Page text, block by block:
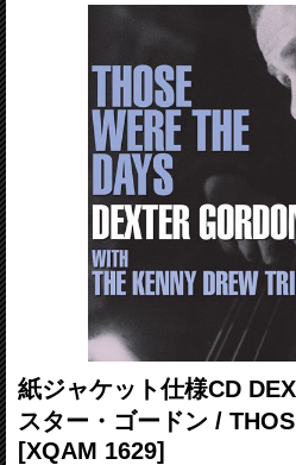
紙ジャケット仕様CD
スター・ゴードン /
[XQAM 1629]